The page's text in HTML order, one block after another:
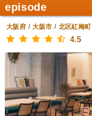
episode
大阪府 /大阪市 / 北区紅梅町
4.5